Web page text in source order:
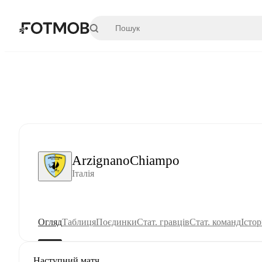
ArzignanoChiampo
Італія
ОглядТаблицяПоєдинкиСтат. гравцівСтат. команд